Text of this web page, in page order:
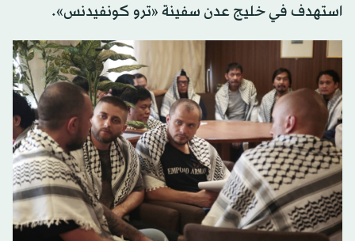
استهدف في خليج عدن سفينة «ترو كونفيدنس».